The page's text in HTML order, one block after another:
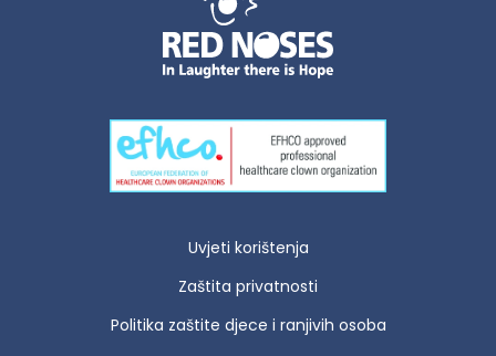
Uvjeti korištenja
Zaštita privatnosti
Politika zaštite djece i ranjivih osoba